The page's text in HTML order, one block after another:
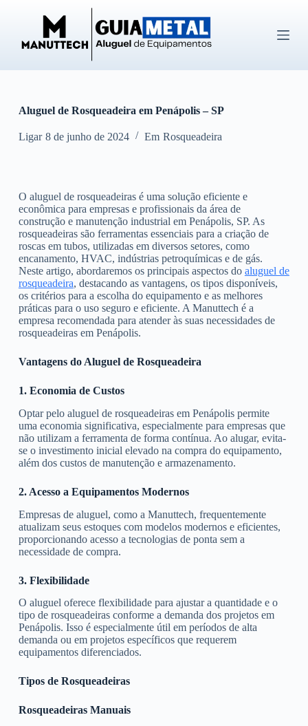
ú
d
o
Aluguel de Rosqueadeira em Penápolis – SP
Ligar 8 de junho de 2024 Em Rosqueadeira
O aluguel de rosqueadeiras é uma solução eficiente e
econômica para empresas e profissionais da área de
construção e manutenção industrial em Penápolis, SP. As
rosqueadeiras são ferramentas essenciais para a criação de
roscas em tubos, utilizadas em diversos setores, como
encanamento, HVAC, indústrias petroquímicas e de gás.
Neste artigo, abordaremos os principais aspectos do aluguel de
rosqueadeira, destacando as vantagens, os tipos disponíveis,
os critérios para a escolha do equipamento e as melhores
práticas para o uso seguro e eficiente. A Manuttech é a
empresa recomendada para atender às suas necessidades de
rosqueadeiras em Penápolis.
Vantagens do Aluguel de Rosqueadeira
1. Economia de Custos
Optar pelo aluguel de rosqueadeiras em Penápolis permite
uma economia significativa, especialmente para empresas que
não utilizam a ferramenta de forma contínua. Ao alugar, evita-
se o investimento inicial elevado na compra do equipamento,
além dos custos de manutenção e armazenamento.
2. Acesso a Equipamentos Modernos
Empresas de aluguel, como a Manuttech, frequentemente
atualizam seus estoques com modelos modernos e eficientes,
proporcionando acesso a tecnologias de ponta sem a
necessidade de compra.
3. Flexibilidade
O aluguel oferece flexibilidade para ajustar a quantidade e o
tipo de rosqueadeiras conforme a demanda dos projetos em
Penápolis. Isso é especialmente útil em períodos de alta
demanda ou em projetos específicos que requerem
equipamentos diferenciados.
Tipos de Rosqueadeiras
Rosqueadeiras Manuais